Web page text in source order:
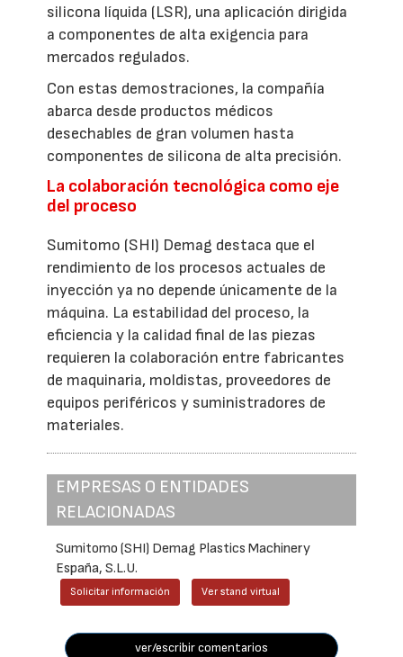
silicona líquida (LSR), una aplicación dirigida
a componentes de alta exigencia para
mercados regulados.
Con estas demostraciones, la compañía
abarca desde productos médicos
desechables de gran volumen hasta
componentes de silicona de alta precisión.
La colaboración tecnológica como eje
del proceso
Sumitomo (SHI) Demag destaca que el
rendimiento de los procesos actuales de
inyección ya no depende únicamente de la
máquina. La estabilidad del proceso, la
eficiencia y la calidad final de las piezas
requieren la colaboración entre fabricantes
de maquinaria, moldistas, proveedores de
equipos periféricos y suministradores de
materiales.
EMPRESAS O ENTIDADES
RELACIONADAS
Sumitomo (SHI) Demag Plastics Machinery
España, S.L.U.
Solicitar información Ver stand virtual
ver/escribir comentarios